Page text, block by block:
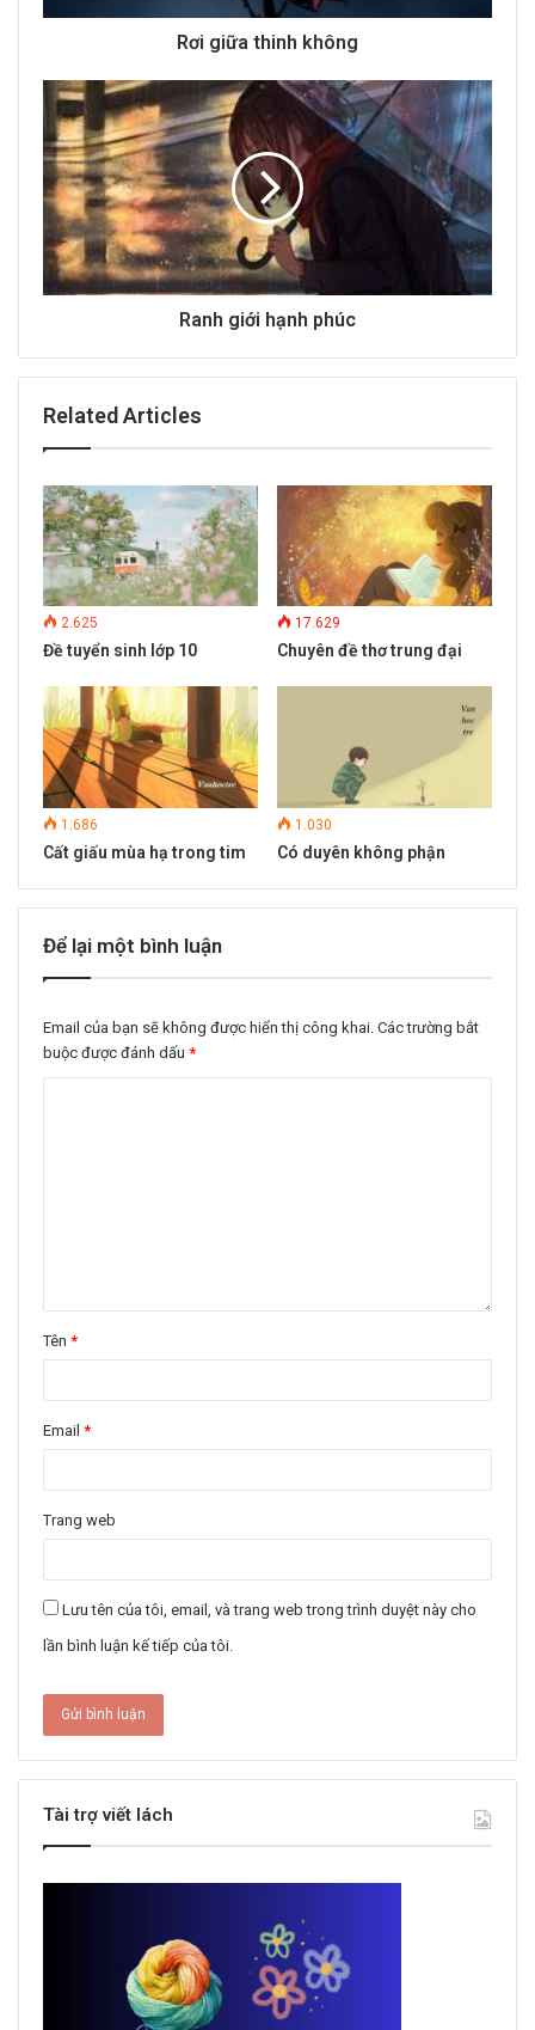
s
s
Rơi giữa thinh không
Ranh giới hạnh phúc
Related Articles
2.625
Đề tuyển sinh lớp 10
17.629
Chuyên đề thơ trung đại
1.686
Cất giấu mùa hạ trong tim
1.030
Có duyên không phận
Để lại một bình luận
Email của bạn sẽ không được hiển thị công khai. Các trường bắt
buộc được đánh dấu *
Tên *
Email *
Trang web
Lưu tên của tôi, email, và trang web trong trình duyệt này cho
lần bình luận kế tiếp của tôi.
Tài trợ viết lách